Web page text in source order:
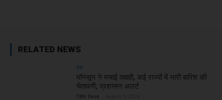
RELATED NEWS
देश
मॉनसून ने मचाई तबाही, कई राज्यों में भारी बारिश की
चेतावनी; प्रशासन अलर्ट
TBN Desk